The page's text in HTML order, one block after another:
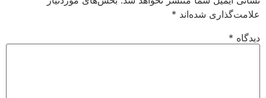
علامت‌گذاری شده‌اند*
دیدگاه*